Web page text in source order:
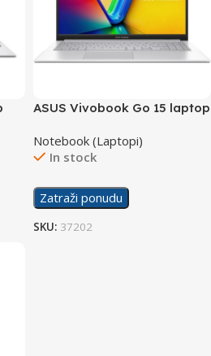
ASUS Vivobook Go 15 laptop
Notebook (Laptopi)
In stock
Zatraži ponudu
SKU: 37202